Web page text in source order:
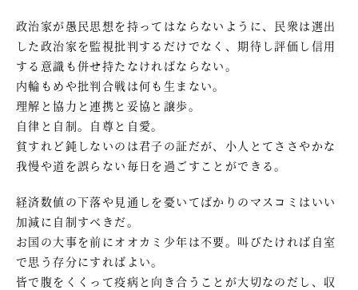
政治家が愚民思想を持ってはならないように、民衆は選出
した政治家を監視批判するだけでなく、期待し評価し信用
する意識も併せ持たなければならない。
内輪もめや批判合戦は何も生まない。
理解と協力と連携と妥協と譲歩。
自律と自制。自尊と自愛。
貧すれど鈍しないのは君子の証だが、小人とてささやかな
我慢や道を誤らない毎日を過ごすことができる。
経済数値の下落や見通しを憂いてばかりのマスコミはいい
加減に自制すべきだ。
お国の大事を前にオオカミ少年は不要。叫びたければ自室
で思う存分にすればよい。
皆で腹をくくって疫病と向き合うことが大切なのだし、収